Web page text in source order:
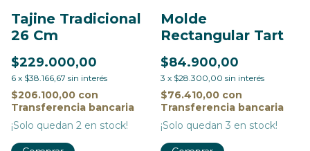
Tajine Tradicional
26 Cm
$229.000,00
6 x $38.166,67 sin interés
$206.100,00 con
Transferencia bancaria
¡Solo quedan 2 en stock!
Molde
Rectangular Tart
$84.900,00
3 x $28.300,00 sin interés
$76.410,00 con
Transferencia bancaria
¡Solo quedan 3 en stock!